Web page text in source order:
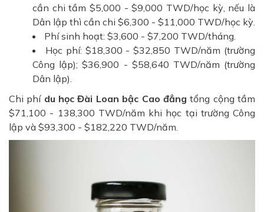
cần chi tầm $5,000 - $9,000 TWD/học kỳ, nếu là
Dân lập thì cần chi $6,300 - $11,000 TWD/học kỳ.
Phí sinh hoạt: $3,600 - $7,200 TWD/tháng.
Học phí: $18,300 - $32,850 TWD/năm (trường
Công lập); $36,900 - $58,640 TWD/năm (trường
Dân lập).
Chi phí du học Đài Loan bậc Cao đẳng tổng cộng tầm
$71,100 - 138,300 TWD/năm khi học tại trường Công
lập và $93,300 - $182,220 TWD/năm.